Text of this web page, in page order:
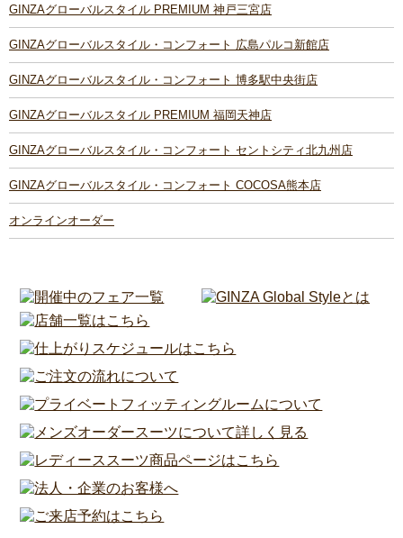
GINZAグローバルスタイル PREMIUM 神戸三宮店
GINZAグローバルスタイル・コンフォート 広島パルコ新館店
GINZAグローバルスタイル・コンフォート 博多駅中央街店
GINZAグローバルスタイル PREMIUM 福岡天神店
GINZAグローバルスタイル・コンフォート セントシティ北九州店
GINZAグローバルスタイル・コンフォート COCOSA熊本店
オンラインオーダー